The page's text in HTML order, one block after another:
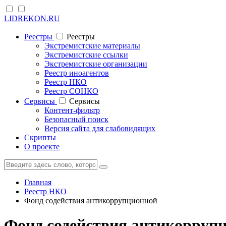
LIDREKON.RU
Реестры
Реестры
Экстремистские материалы
Экстремистские ссылки
Экстремистские организации
Реестр иноагентов
Реестр НКО
Реестр СОНКО
Cервисы
Cервисы
Контент-фильтр
Безопасный поиск
Версия сайта для слабовидящих
Скрипты
О проекте
Главная
Реестр НКО
Фонд содействия антикоррупционной